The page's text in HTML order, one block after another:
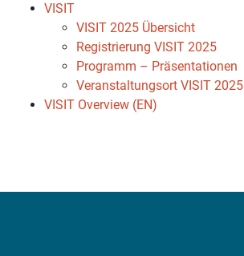
VISIT
VISIT 2025 Übersicht
Registrierung VISIT 2025
Programm – Präsentationen
Veranstaltungsort VISIT 2025
VISIT Overview (EN)